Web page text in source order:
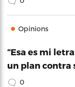
Opinions
“Esa es mi
un plan contra
0